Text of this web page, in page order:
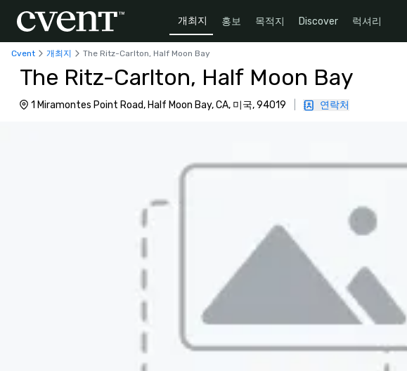
개최지 홍보 목적지 Discover 럭셔리
Cvent 개최지 The Ritz-Carlton, Half Moon Bay
The Ritz-Carlton, Half Moon Bay
1 Miramontes Point Road, Half Moon Bay, CA, 미국, 94019 연락처